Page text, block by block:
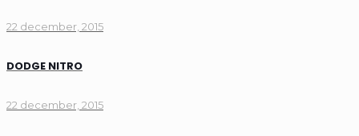
22 december, 2015
DODGE NITRO
22 december, 2015